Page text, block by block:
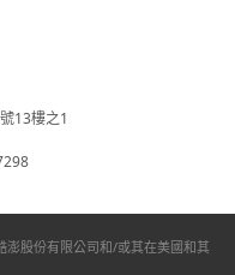
13樓之1
澎股份有限公司和/或其在美國和其